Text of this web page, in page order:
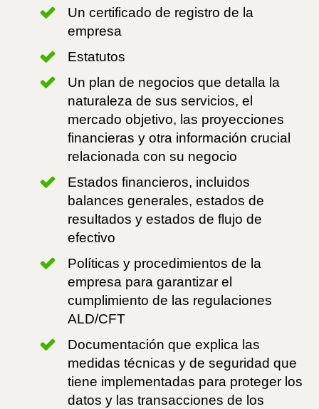
Un certificado de registro de la
empresa
Estatutos
Un plan de negocios que detalla la
naturaleza de sus servicios, el
mercado objetivo, las proyecciones
financieras y otra información crucial
relacionada con su negocio
Estados financieros, incluidos
balances generales, estados de
resultados y estados de flujo de
efectivo
Políticas y procedimientos de la
empresa para garantizar el
cumplimiento de las regulaciones
ALD/CFT
Documentación que explica las
medidas técnicas y de seguridad que
tiene implementadas para proteger los
datos y las transacciones de los